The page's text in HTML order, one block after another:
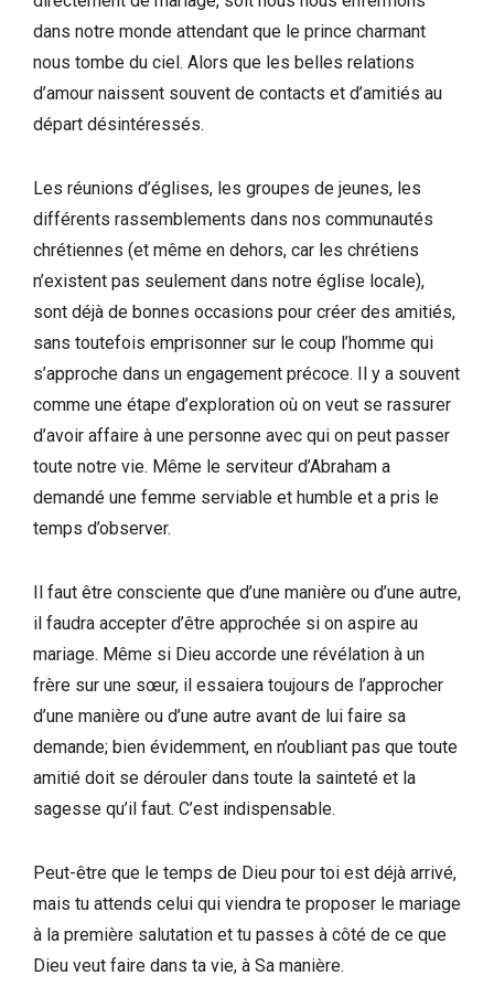
dans notre monde attendant que le prince charmant
nous tombe du ciel. Alors que les belles relations
d’amour naissent souvent de contacts et d’amitiés au
départ désintéressés.
Les réunions d’églises, les groupes de jeunes, les
différents rassemblements dans nos communautés
chrétiennes (et même en dehors, car les chrétiens
n’existent pas seulement dans notre église locale),
sont déjà de bonnes occasions pour créer des amitiés,
sans toutefois emprisonner sur le coup l’homme qui
s’approche dans un engagement précoce. Il y a souvent
comme une étape d’exploration où on veut se rassurer
d’avoir affaire à une personne avec qui on peut passer
toute notre vie. Même le serviteur d’Abraham a
demandé une femme serviable et humble et a pris le
temps d’observer.
Il faut être consciente que d’une manière ou d’une autre,
il faudra accepter d’être approchée si on aspire au
mariage. Même si Dieu accorde une révélation à un
frère sur une sœur, il essaiera toujours de l’approcher
d’une manière ou d’une autre avant de lui faire sa
demande; bien évidemment, en n’oubliant pas que toute
amitié doit se dérouler dans toute la sainteté et la
sagesse qu’il faut. C’est indispensable.
Peut-être que le temps de Dieu pour toi est déjà arrivé,
mais tu attends celui qui viendra te proposer le mariage
à la première salutation et tu passes à côté de ce que
Dieu veut faire dans ta vie, à Sa manière.